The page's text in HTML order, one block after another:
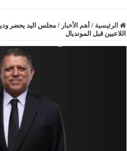
الرئيسية / أهم الأخبار / مجلس اليد يحضر
اللاعبين قبل المونديال